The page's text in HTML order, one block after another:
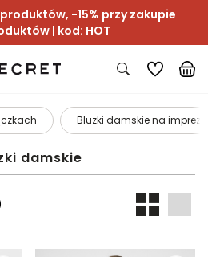
-15% przy zakupie
| kod: HOT
Bluzki damskie na imprezę
damskie
)